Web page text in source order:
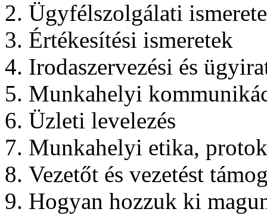
Ügyfélszolgálati
Értékesítési ismeretek
Irodaszervezési és
Munkahelyi
Üzleti levelezés
Munkahelyi etika,
Vezetőt és vezetést
Hogyan hozzuk ki